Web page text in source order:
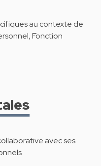
au contexte de
Fonction
avec ses